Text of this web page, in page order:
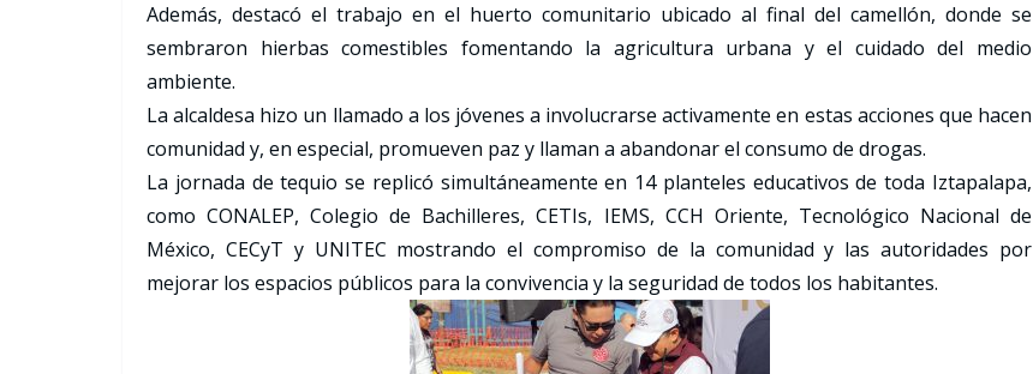
Además, destacó el trabajo en el huerto comunitario ubicado al final del camellón, donde se
sembraron hierbas comestibles fomentando la agricultura urbana y el cuidado del medio
ambiente.
La alcaldesa hizo un llamado a los jóvenes a involucrarse activamente en estas acciones que hacen
comunidad y, en especial, promueven paz y llaman a abandonar el consumo de drogas.
La jornada de tequio se replicó simultáneamente en 14 planteles educativos de toda Iztapalapa,
como CONALEP, Colegio de Bachilleres, CETIs, IEMS, CCH Oriente, Tecnológico Nacional de
México, CECyT y UNITEC mostrando el compromiso de la comunidad y las autoridades por
mejorar los espacios públicos para la convivencia y la seguridad de todos los habitantes.